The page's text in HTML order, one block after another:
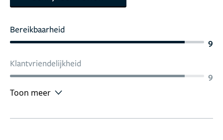
Bereikbaarheid
9
Klantvriendelijkheid
9
Toon meer